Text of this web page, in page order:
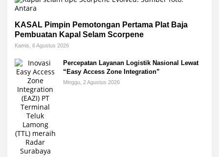
KASAL Pimpin Pemotongan Pertama Plat Baja
Pembuatan Kapal Selam Scorpene
Kamis, 6 Agustus 2026
Percepatan Layanan Logistik Nasional Lewat
“Easy Access Zone Integration”
Minggu, 2 Agustus 2026